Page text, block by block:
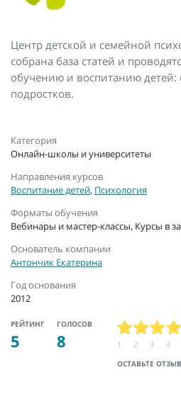
Центр детской и семейной
собрана база статей и
обучению и воспитанию
подростков.
Категория
Онлайн-школы и университеты
Направления курсов
Воспитание детей, Психология
Форматы обучения
Вебинары и мастер-классы, Курсы в
Основатель компании
Антончик Екатерина
Год основания
2012
РЕЙТИНГ
5
ГОЛОСОВ
8
ОСТАВЬТЕ ОТЗЫВ
1 2 3 4